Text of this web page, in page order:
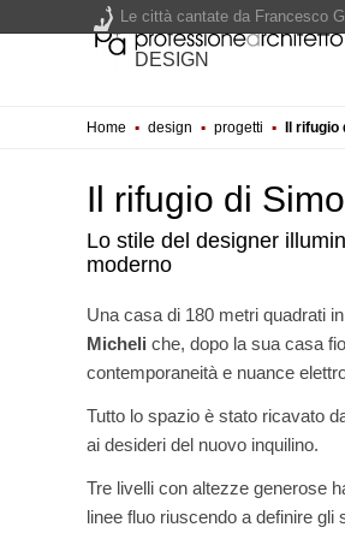
DESIGN
Home ▪ design ▪ progetti ▪ Il
Il rifugio di
Lo stile del designer
moderno
Una casa di 180 metri quadrati
Micheli che, dopo la sua casa
contemporaneità e nuance
Tutto lo spazio è stato ricavato
ai desideri del nuovo inquilino.
Tre livelli con altezze generose
linee fluo riuscendo a definire
Con
Le città cantate da Francesco
Renzo Piano World Tour 2026,